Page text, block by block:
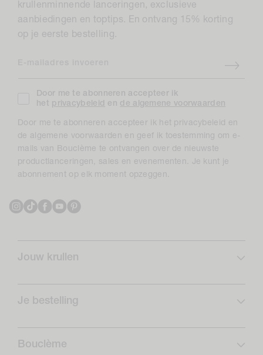
krullenminnende lanceringen, exclusieve
aanbiedingen en toptips. En ontvang 15% korting
op je eerste bestelling.
Door me te abonneren accepteer ik
het privacybeleid en de algemene voorwaarden
Door me te abonneren accepteer ik het privacybeleid en
de algemene voorwaarden en geef ik toestemming om e-
mails van Bouclème te ontvangen over de nieuwste
productlanceringen, sales en evenementen. Je kunt je
abonnement op elk moment opzeggen.
Instagram
TikTokFacebook
YouTube
Jouw krullen
Krulprofiel
Curlcare
Krullen Routines
Je bestelling
Veelgestelde vragen
Verzending
Bouclème